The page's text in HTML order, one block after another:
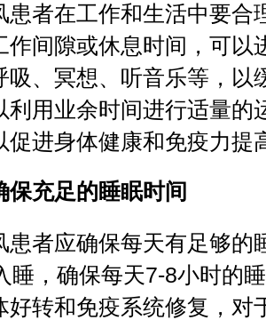
在工作和生活中要合
作间隙或休息时间，可以
吸、冥想、听音乐等，以
利用业余时间进行适量的
促进身体健康和免疫力提
充足的睡眠时间
应确保每天有足够的
睡，确保每天7-8小时的
好转和免疫系统修复，对